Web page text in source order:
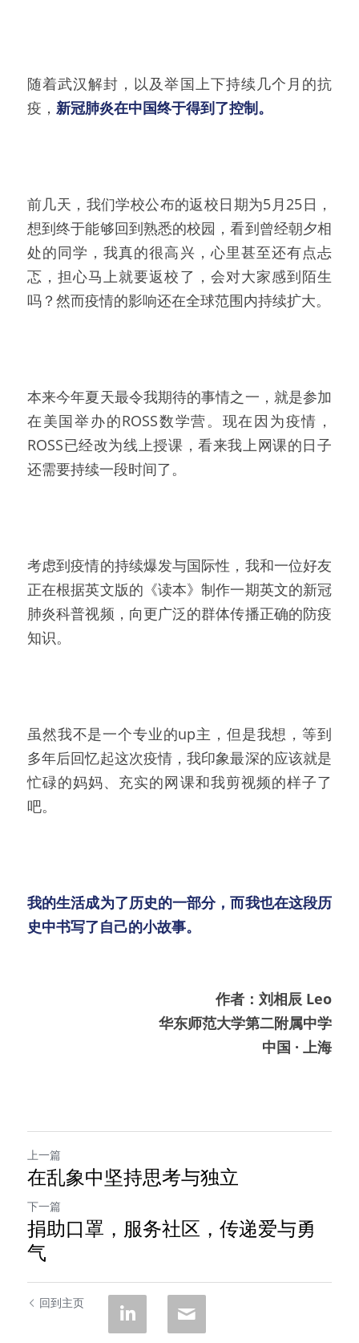
随着武汉解封，以及举国上下持续几个月的抗
疫， 新冠肺炎在中国终于得到了控制。
前几天，我们学校公布的返校日期为5月25日，
想到终于能够回到熟悉的校园，看到曾经朝夕相
处的同学，我真的很高兴，心里甚至还有点忐
忑，担心马上就要返校了，会对大家感到陌生
吗？然而疫情的影响还在全球范围内持续扩大。
本来今年夏天最令我期待的事情之一，就是参加
在美国举办的ROSS数学营。现在因为疫情，
ROSS已经改为线上授课，看来我上网课的日子
还需要持续一段时间了。
考虑到疫情的持续爆发与国际性，我和一位好友
正在根据英文版的《读本》制作一期英文的新冠
肺炎科普视频，向更广泛的群体传播正确的防疫
知识。
虽然我不是一个专业的up主，但是我想，等到
多年后回忆起这次疫情，我印象最深的应该就是
忙碌的妈妈、充实的网课和我剪视频的样子了
吧。
我的生活成为了历史的一部分，而我也在这段历
史中书写了自己的小故事。
作者：刘相辰 Leo
华东师范大学第二附属中学
中国 · 上海
上一篇
在乱象中坚持思考与独立
下一篇
捐助口罩，服务社区，传递爱与勇
气
回到主页